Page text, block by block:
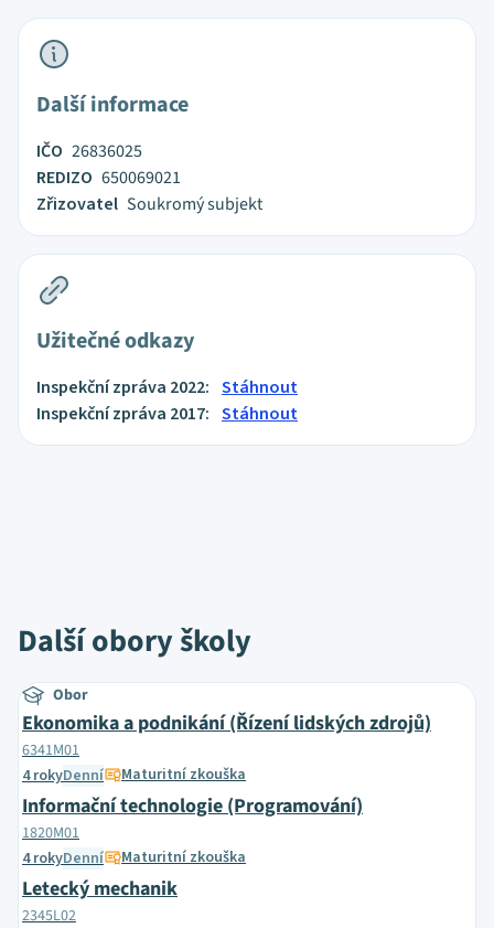
Další informace
IČO 26836025
REDIZO 650069021
Zřizovatel Soukromý subjekt
Užitečné odkazy
Inspekční zpráva 2022: Stáhnout
Inspekční zpráva 2017: Stáhnout
Další obory školy
Obor
Ekonomika a podnikání (Řízení lidských zdrojů)
6341M01
4 rokyDenní Maturitní zkouška
Informační technologie (Programování)
1820M01
4 rokyDenní Maturitní zkouška
Letecký mechanik
2345L02